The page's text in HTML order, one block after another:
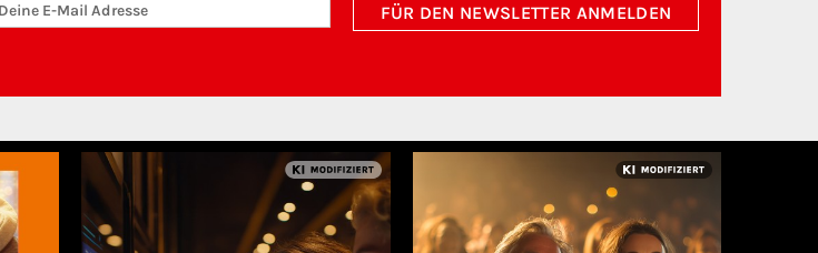
FÜR DEN NEWSLETTER ANMELDEN